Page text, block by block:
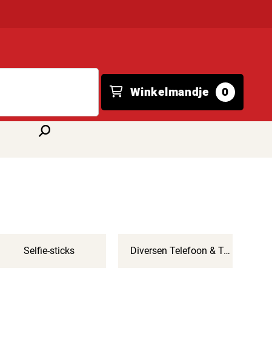
Winkelmandje 0
Selfie-sticks Diversen Telefoon & Tablet